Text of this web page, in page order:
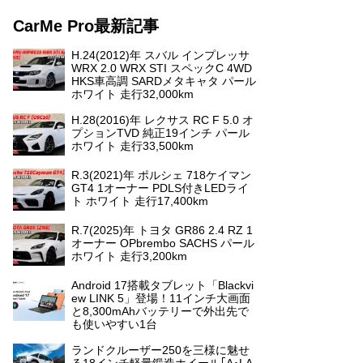
CarMe Pro最新記事
H.24(2012)年 スバル インプレッサ
WRX 2.0 WRX STI スペックC 4WD
HKS車高調 SARDメタキャタ パール
ホワイト 走行32,000km
H.28(2016)年 レクサス RC F 5.0 オ
プションTVD 純正19インチ パール
ホワイト 走行33,500km
R.3(2021)年 ポルシェ 718ケイマン
GT4 1オーナー PDLS付きLEDライ
ト ホワイト 走行17,400km
R.7(2025)年 トヨタ GR86 2.4 RZ 1
オーナー OPbrembo SACHS パール
ホワイト 走行3,200km
Android 17搭載タブレット「Blackvi
ew LINK 5」登場！11インチ大画面
と8,300mAhバッテリーで外出先で
も使いやすい1台
ランドクルーザー250を三様に魅せ